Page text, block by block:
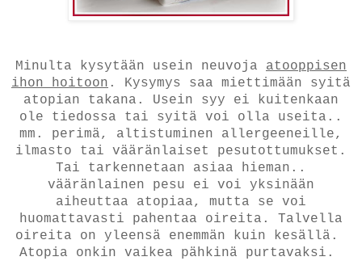
Minulta kysytään usein neuvoja atooppisen
ihon hoitoon . Kysymys saa miettimään syitä
atopian takana. Usein syy ei kuitenkaan
ole tiedossa tai syitä voi olla useita..
mm. perimä, altistuminen allergeeneille,
ilmasto tai vääränlaiset pesutottumukset.
Tai tarkennetaan asiaa hieman..
vääränlainen pesu ei voi yksinään
aiheuttaa atopiaa, mutta se voi
huomattavasti pahentaa oireita. Talvella
oireita on yleensä enemmän kuin kesällä.
Atopia onkin vaikea pähkinä purtavaksi.